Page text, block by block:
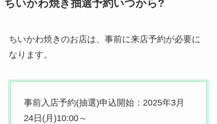
ちいかわ焼き抽選予約いつから?
ちいかわ焼きのお店は、事前に来店予約が必要に
なります。
事前入店予約(抽選)申込開始：2025年3月
24日(月)10:00～